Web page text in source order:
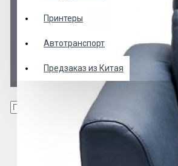
Принтеры
Автотранспорт
Предзаказ из Китая